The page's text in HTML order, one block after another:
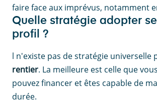
faire face aux imprévus, notamment
Quelle stratégie adopter
profil ?
l n'existe pas de stratégie universelle
rentier. La meilleure est celle que
pouvez financer et êtes capable de
durée.